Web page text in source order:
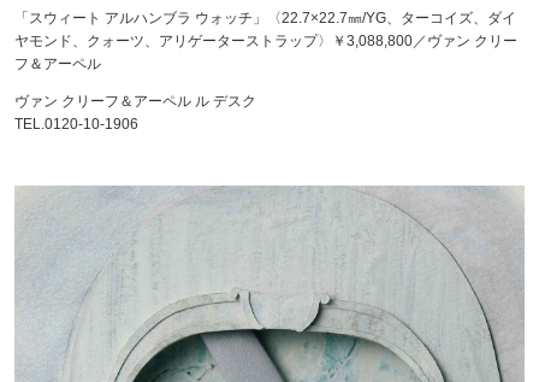
「スウィート アルハンブラ ウォッチ」〈22.7×22.7㎜/YG、ターコイズ、ダイ
ヤモンド、クォーツ、アリゲーターストラップ〉￥3,088,800／ヴァン クリー
フ＆アーペル
ヴァン クリーフ＆アーペル ル デスク
TEL.0120-10-1906